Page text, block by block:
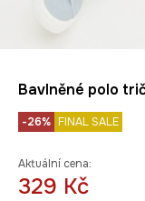
Bavlněné polo
-26% FINAL SALE
Aktuální cena:
329 Kč